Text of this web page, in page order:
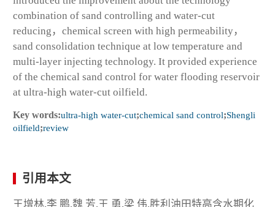
combination of sand controlling and water-cut
reducing，chemical screen with high permeability，
sand consolidation technique at low temperature and
multi-layer injecting technology. It provided experience
of the chemical sand control for water flooding reservoir
at ultra-high water-cut oilfield.
Key words:ultra-high water-cut;chemical sand control;Shengli
oilfield;review
引用本文
王增林,李 鹏,魏 芳,王 勇,梁 伟.胜利油田特高含水期化